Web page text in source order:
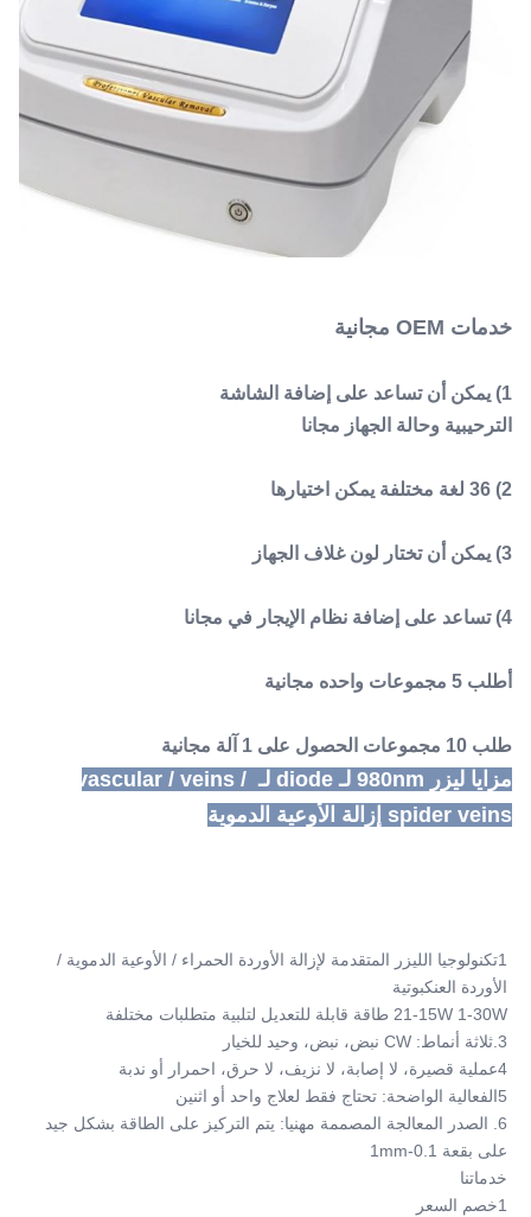
خدمات OEM مجانية
1) يمكن أن تساعد على إضافة الشاشة
الترحيبية وحالة الجهاز مجانا
2) 36 لغة مختلفة يمكن اختيارها
3) يمكن أن تختار لون غلاف الجهاز
4) تساعد على إضافة نظام الإيجار في مجانا
أطلب 5 مجموعات واحده مجانية
طلب 10 مجموعات الحصول على 1 آلة مجانية
مزايا ليزر 980nm لـ diode لـ vascular / veins /
spider veins إزالة الأوعية الدموية
الأوردة العنكبوتية
21-15W 1-30W طاقة قابلة للتعديل لتلبية متطلبات مختلفة
3.ثلاثة أنماط: CW نبض، نبض، وحيد للخيار
4عملية قصيرة، لا إصابة، لا نزيف، لا حرق، احمرار أو ندبة
5الفعالية الواضحة: تحتاج فقط لعلاج واحد أو اثنين
على بقعة 0.1-1mm
خدماتنا
1خصم السعر